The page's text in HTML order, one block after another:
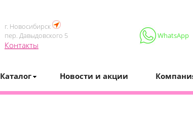
г. Новосибирск
пер. Давыдовского 5
Контакты
WhatsApp
Каталог Новости и акции